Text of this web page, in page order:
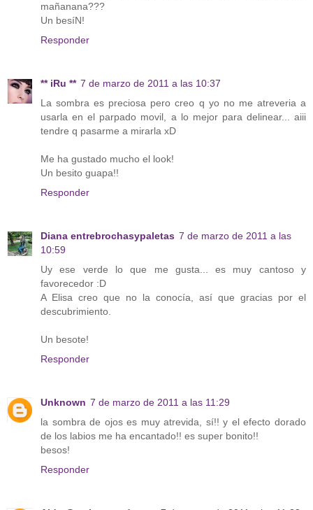
mañanana???
Un besíN!
Responder
** iRu ** 7 de marzo de 2011 a las 10:37
La sombra es preciosa pero creo q yo no me atreveria a
usarla en el parpado movil, a lo mejor para delinear... aiii
tendre q pasarme a mirarla xD
Me ha gustado mucho el look!
Un besito guapa!!
Responder
Diana entrebrochasypaletas 7 de marzo de 2011 a las
10:59
Uy ese verde lo que me gusta... es muy cantoso y
favorecedor :D
A Elisa creo que no la conocía, así que gracias por el
descubrimiento.
Un besote!
Responder
Unknown 7 de marzo de 2011 a las 11:29
la sombra de ojos es muy atrevida, sí!! y el efecto dorado
de los labios me ha encantado!! es super bonito!!
besos!
Responder